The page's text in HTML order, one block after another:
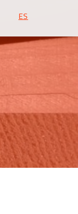
ESPAÑOL